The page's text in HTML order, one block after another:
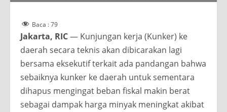
Baca :79
Jakarta, RIC— Kunjungan kerja (Kunker) ke
daerah secara teknis akan dibicarakan lagi
bersama eksekutif terkait ada pandangan bahwa
sebaiknya kunker ke daerah untuk sementara
dihapus mengingat beban fiskal makin berat
sebagai dampak harga minyak meningkat akibat